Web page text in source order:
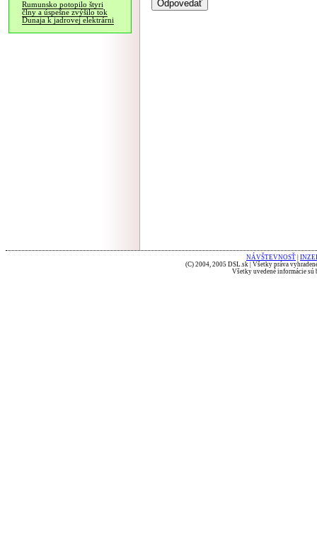
Rumunsko potopilo štyri
člny a úspešne zvýšilo tok
Dunaja k jadrovej elektrárni
NÁVŠTEVNOSŤ
(C) 2004, 2005 DSL.sk | Všetky práva
Všetky uvedené informácie sú